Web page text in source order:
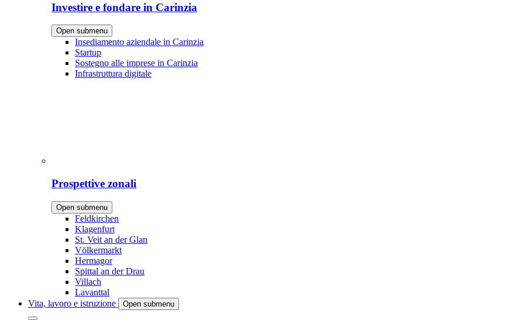
Investire e fondare in Carinzia
Open submenu
Insediamento aziendale in Carinzia
Startup
Sostegno alle imprese in Carinzia
Infrastruttura digitale
Prospettive zonali
Open submenu
Feldkirchen
Klagenfurt
St. Veit an der Glan
Völkermarkt
Hermagor
Spittal an der Drau
Villach
Lavanttal
Vita, lavoro e istruzione
Open submenu